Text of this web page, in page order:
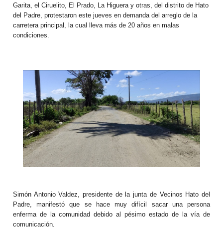
Garita, el Ciruelito, El Prado, La Higuera y otras, del distrito de Hato
del Padre, protestaron este jueves en demanda del arreglo de la
carretera principal, la cual lleva más de 20 años en malas
condiciones.
Simón Antonio Valdez, presidente de la junta de Vecinos Hato del
Padre, manifestó que se hace muy difícil sacar una persona
enferma de la comunidad debido al pésimo estado de la vía de
comunicación.